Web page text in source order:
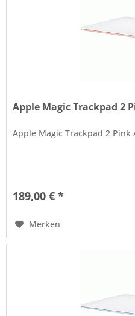
Apple Magic Trackpad 2
Apple Magic Trackpad 2 Pink
189,00 € *
Merken